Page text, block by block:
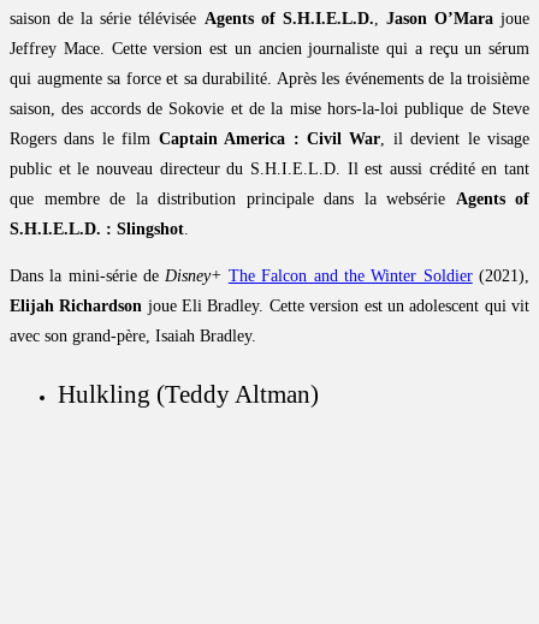
saison de la série télévisée Agents of S.H.I.E.L.D., Jason O’Marajoue
Jeffrey Mace. Cette version est un ancien journaliste qui a reçu un sérum
qui augmente sa force et sa durabilité. Après les événements de la troisième
saison, des accords de Sokovie et de la mise hors-la-loi publique de Steve
Rogers dans le film Captain America : Civil War, il devient le visage
public et le nouveau directeur du S.H.I.E.L.D. Il est aussi crédité en tant
que membre de la distribution principale dans la websérie Agents of
S.H.I.E.L.D. : Slingshot.
Dans la mini-série deDisney+ The Falcon and the Winter Soldier(2021),
Elijah Richardson joue Eli Bradley. Cette version est un adolescent qui vit
avec son grand-père, Isaiah Bradley.
Hulkling (Teddy Altman)